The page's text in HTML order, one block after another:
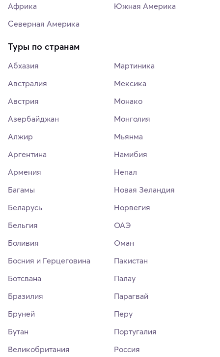
Африка
Северная Америка
Южная Америка
Туры по странам
Абхазия
Австралия
Австрия
Азербайджан
Алжир
Аргентина
Армения
Багамы
Беларусь
Бельгия
Боливия
Босния и Герцеговина
Ботсвана
Бразилия
Бруней
Бутан
Великобритания
Мартиника
Мексика
Монако
Монголия
Мьянма
Намибия
Непал
Новая Зеландия
Норвегия
ОАЭ
Оман
Пакистан
Палау
Парагвай
Перу
Португалия
Россия